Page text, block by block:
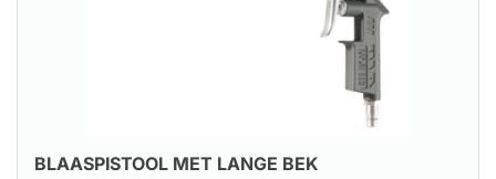
BLAASPISTOOL MET LANGE BEK